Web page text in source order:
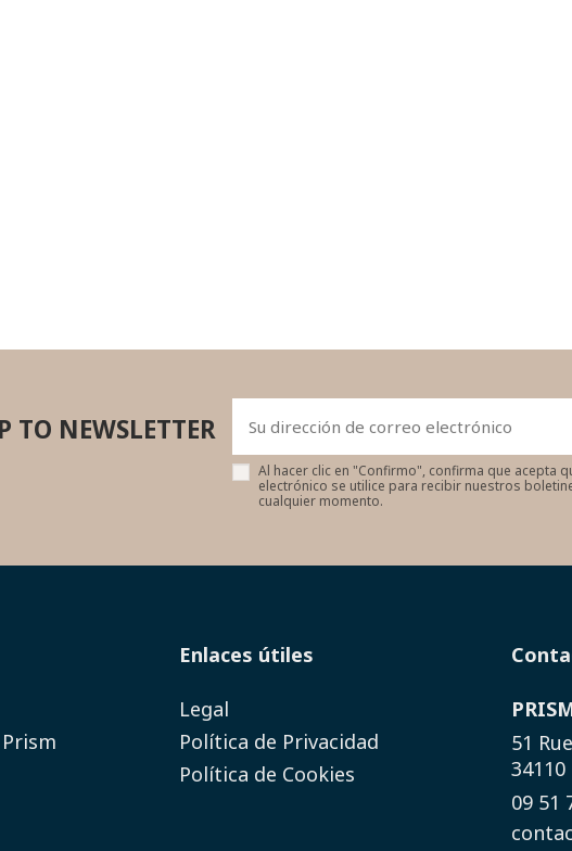
TO NEWSLETTER
Al hacer clic en "Confirmo", confirma que acepta
electrónico se utilice para recibir nuestros
cualquier momento.
Enlaces útiles
Legal
Política de Privacidad
Política de Cookies
51
34110
09 51